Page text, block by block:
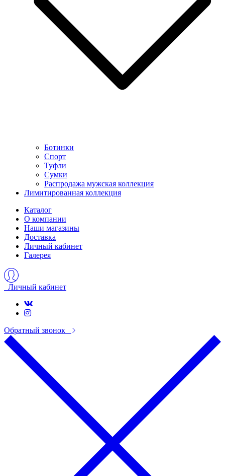
Ботинки
Спорт
Туфли
Сумки
Распродажа мужская коллекция
Лимитированная коллекция
Каталог
О компании
Наши магазины
Доставка
Личный кабинет
Галерея
Личный кабинет
Обратный звонок